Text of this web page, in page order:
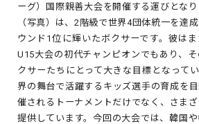
ーグ）国際親善大会を開催する運びとな
（写真）は、2階級で世界4団体統一を達
ウンド1位に輝いたボクサーです。彼は
U15大会の初代チャンピオンでもあり、
クサーたちにとって大きな目標となって
界の舞台で活躍するキッズ選手の育成を
催されるトーナメントだけでなく、さま
提供しています。今回の大会では、韓国